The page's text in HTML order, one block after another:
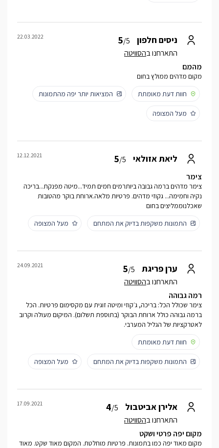
ניסים חלפון 5/5
התארחנו בהסוויטה
22.03.2022
מהמם
מקום מדהים ממולץ בחום
חוות דעת מאומתת
המציאות יותר יפה מהתמונות
מעל המצופה
ליאת אזולאי 5/5
12.12.2021
צימר
צימר מדהים ברמה גבובה ביותרמים חמים תמיד...מיטה מפנקת...בריכה
נקיה וחמימה... גקוזי מדהים. פרטיות מלאה.ארוחת בוקר מהטובות
שאכלנוממליצים בחום
התמונות משקפות בדיוק את המתחם
מעל המצופה
ערן פריגת 5/5
התארחנו בהסוויטה
24.09.2021
רמה גבוהה
צימר שכולל הכל: בריכה, ג׳קוזי ומיטה זוגית עם מקסימום פרטיות. הכל
ברמה גבוהה כולל ארוחת הבוקר (בתוספת תשלום). המיקום מעולה וקרוב
לאטרקציות של הגליל המערבי.
חוות דעת מאומתת
התמונות משקפות בדיוק את המתחם מעל המצופה
אלירן אביטבול 4/5
התארחנו בהסוויטה
17.09.2021
מקום יפה פרטי ושקט
מקום מאוד יפה כמו בתמונות. פרטיות מוחלטת. המקום מאוד שקט. מאוד